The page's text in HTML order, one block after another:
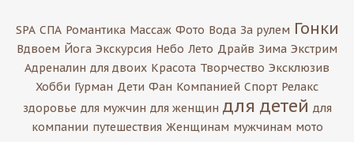
SPA СПА Романтика Массаж Фото Вода За рулем Гонки
Вдвоем Йога Экскурсия Небо Лето Драйв Зима Экстрим
Адреналин для двоих Красота Творчество Эксклюзив
Хобби Гурман Дети Фан Компанией Спорт Релакс
здоровье для мужчин для женщин для детей для
компании путешествия Женщинам мужчинам мото